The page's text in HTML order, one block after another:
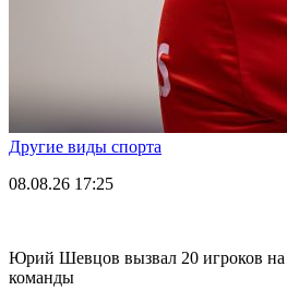
Другие виды спорта
08.08.26 17:25
Юрий Шевцов вызвал 20 игроков на
команды